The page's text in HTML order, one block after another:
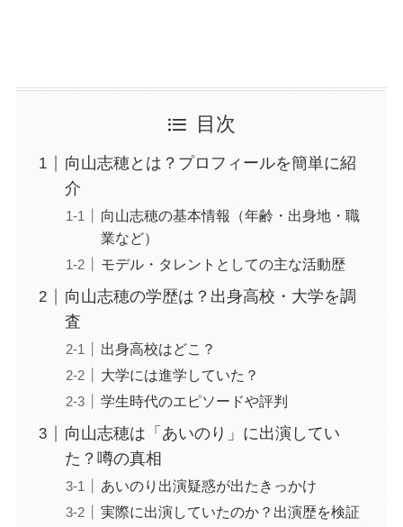
目次
向山志穂とは？プロフィールを簡単に紹
介
向山志穂の基本情報（年齢・出身地・職
業など）
モデル・タレントとしての主な活動歴
向山志穂の学歴は？出身高校・大学を調
査
出身高校はどこ？
大学には進学していた？
学生時代のエピソードや評判
向山志穂は「あいのり」に出演してい
た？噂の真相
あいのり出演疑惑が出たきっかけ
実際に出演していたのか？出演歴を検証